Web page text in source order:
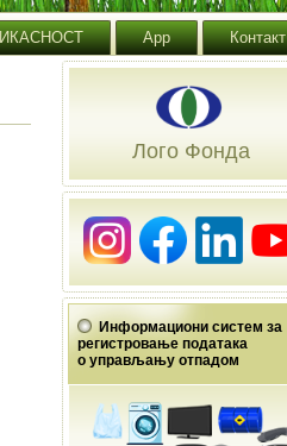
App Контакт
Лого Фонда
Информациони систем за
регистровање података
о управљању отпадом